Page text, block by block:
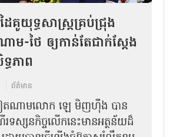
គូយុទ្ធសាស្ត្រគ្រប់ជ្រុង
ម-ថៃ ឲ្យកាន់តែជាក់ស្ដែង
ធភាព
ព័ត៌មាន
វៀតណាមលោក ឡេ មិញហ៊ឹង បាន
ទស្សនកិច្ចលើកនេះមានអត្ថន័យដ៏